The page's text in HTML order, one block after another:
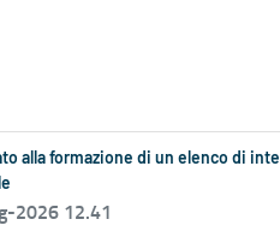
alla formazione di un elenco di
2026 12.41